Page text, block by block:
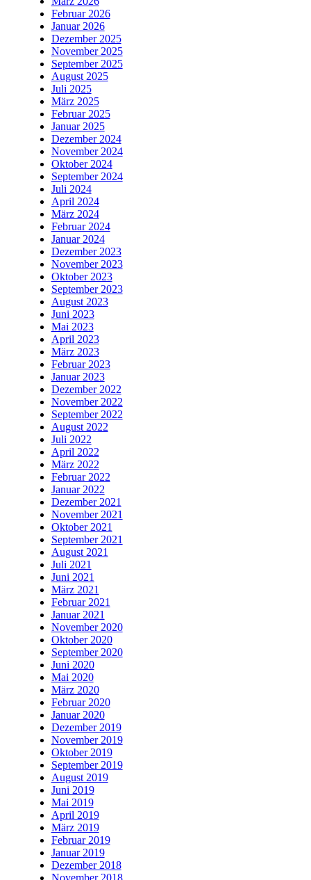
Februar 2026
Januar 2026
Dezember 2025
November 2025
September 2025
August 2025
Juli 2025
März 2025
Februar 2025
Januar 2025
Dezember 2024
November 2024
Oktober 2024
September 2024
Juli 2024
April 2024
März 2024
Februar 2024
Januar 2024
Dezember 2023
November 2023
Oktober 2023
September 2023
August 2023
Juni 2023
Mai 2023
April 2023
März 2023
Februar 2023
Januar 2023
Dezember 2022
November 2022
September 2022
August 2022
Juli 2022
April 2022
März 2022
Februar 2022
Januar 2022
Dezember 2021
November 2021
Oktober 2021
September 2021
August 2021
Juli 2021
Juni 2021
März 2021
Februar 2021
Januar 2021
November 2020
Oktober 2020
September 2020
Juni 2020
Mai 2020
März 2020
Februar 2020
Januar 2020
Dezember 2019
November 2019
Oktober 2019
September 2019
August 2019
Juni 2019
Mai 2019
April 2019
März 2019
Februar 2019
Januar 2019
Dezember 2018